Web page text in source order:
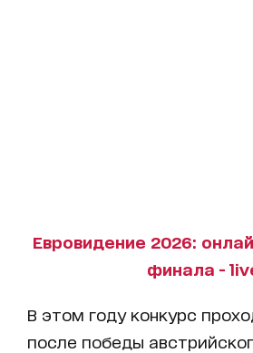
Евровидение 2026:
финала -
В этом году конкурс
после победы